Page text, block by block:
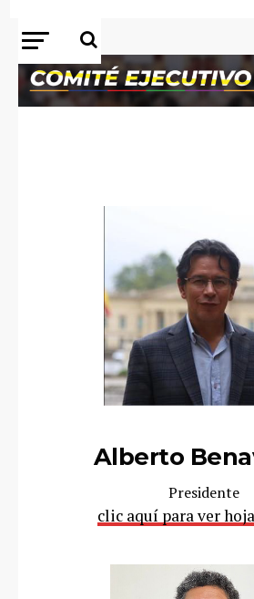
Alberto
Presidente
clic aquí para ver